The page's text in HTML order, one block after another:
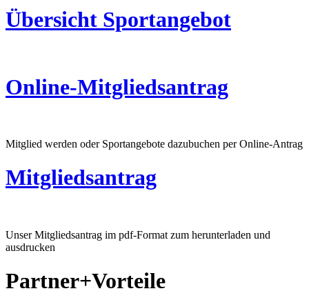
Übersicht Sportangebot
Online-Mitgliedsantrag
Mitglied werden oder Sportangebote dazubuchen per Online-Antrag
Mitgliedsantrag
Unser Mitgliedsantrag im pdf-Format zum herunterladen und
ausdrucken
Partner+Vorteile